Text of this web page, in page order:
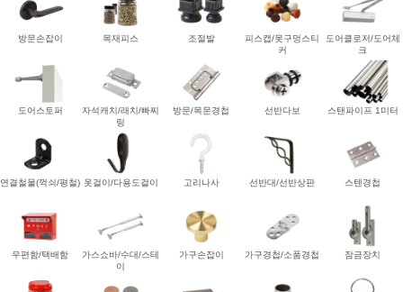
방문손잡이 목재피스 조절발
피스캡/못구멍스티
커
도어클로저/도어체
크
도어스토퍼
자석캐치/래치/빠찌
링
방문/목문경첩 선반다보 스탠파이프 1미터
연결철물(꺽쇠/평철) 옷걸이/다용도걸이 고리나사 선반대/선반상판 스텐경첩
우편함/택배함
가스쇼바/수대/스테
이
가구손잡이 가구경첩/소품경첩 잠금장치